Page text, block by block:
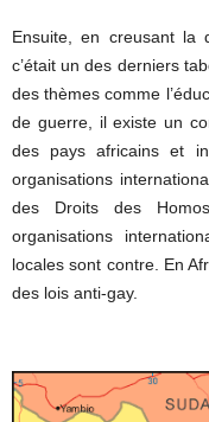
Ensuite, en creusant la
c’était un des derniers
des thèmes comme
de guerre, il existe un
des pays africains et
organisations
des Droits des
organisations
locales sont contre. En
des lois anti-gay.